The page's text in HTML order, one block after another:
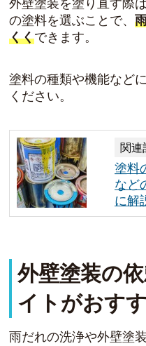
外壁塗装を塗り直す際
の塗料を選ぶことで、
くくできます。
塗料の種類や機能など
ください。
関連
塗料
など
に解
外壁塗装の
イトがおす
雨だれの洗浄や外壁塗